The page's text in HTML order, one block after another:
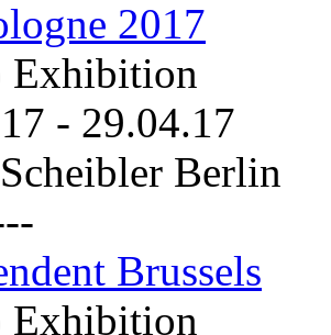
2017
Exhibition
- 29.04.17
Berlin
Brussels
Exhibition